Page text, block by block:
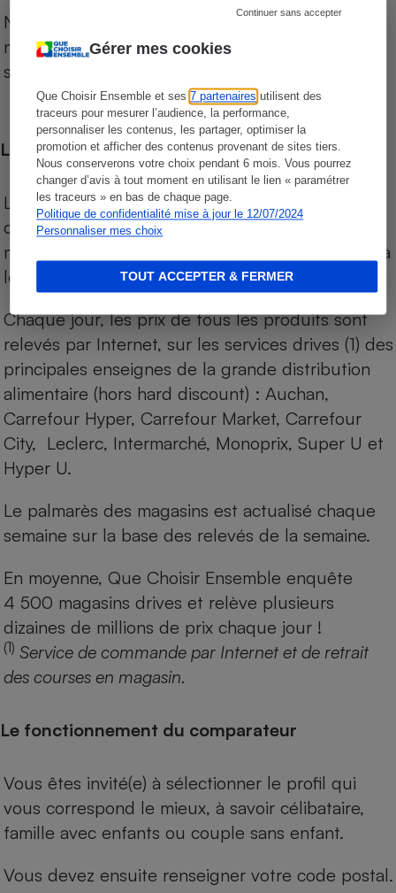
Gérer mes cookies
Que Choisir Ensemble et ses7 partenaires utilisent des
traceurs pour mesurer l’audience, la performance,
personnaliser les contenus, les partager, optimiser la
promotion et afficher des contenus provenant de sites tiers.
Nous conserverons votre choix pendant 6 mois. Vous pourrez
changer d’avis à tout moment en utilisant le lien « paramétrer
les traceurs » en bas de chaque page.
Politique de confidentialité mise à jour le 12/07/2024
Personnaliser mes choix
Continuer sans accepter
TOUT ACCEPTER & FERMER
Notre comparateur de supermarchés propose le
niveau de prix des supermarchés, géolocalisés
sur le territoire français.
Les comparaisons de prix
Les comparaisons sont réalisées sur l’ensemble
des produits des magasins. Les produits de
marques de distributeurs (MDD) sont comparés à
leurs équivalents chez leurs concurrents.
Chaque jour, les prix de tous les produits sont
relevés par Internet, sur les services drives (1) des
principales enseignes de la grande distribution
alimentaire (hors hard discount) : Auchan,
Carrefour Hyper, Carrefour Market, Carrefour
City, Leclerc, Intermarché, Monoprix, Super U et
Hyper U.
Le palmarès des magasins est actualisé chaque
semaine sur la base des relevés de la semaine.
En moyenne, Que Choisir Ensemble enquête
4 500 magasins drives et relève plusieurs
dizaines de millions de prix chaque jour !
(1) Service de commande par Internet et de retrait
des courses en magasin.
Le fonctionnement du comparateur
Vous êtes invité(e) à sélectionner le profil qui
vous correspond le mieux, à savoir célibataire,
famille avec enfants ou couple sans enfant.
Vous devez ensuite renseigner votre code postal.